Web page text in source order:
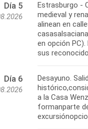
Día 5
Estrasburgo -
medieval y
alinean en
en opción
sus
Día 6
Desayuno.
a la Casa
formanparte